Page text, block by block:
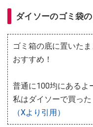
ダイソーのゴミ袋
ゴミ箱の底に置いた
おすすめ！
普通に100均にあるよ
私はダイソーで買った
（Xより引用）